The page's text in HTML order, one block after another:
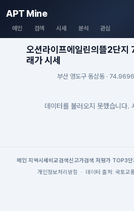
APT Mine
메인 검색 시세 분석 관심
오션라이프에일린의뜰2단
래가 시세
부산 영도구 동삼동 ·
데이터를 불러오지 못했습니다.
메인| 지역시세 비교검색신고가검색 저평가 TOP3단
개인정보처리방침
· 데이터 출처: 국토교